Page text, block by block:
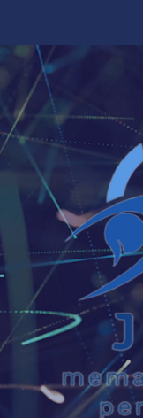
content